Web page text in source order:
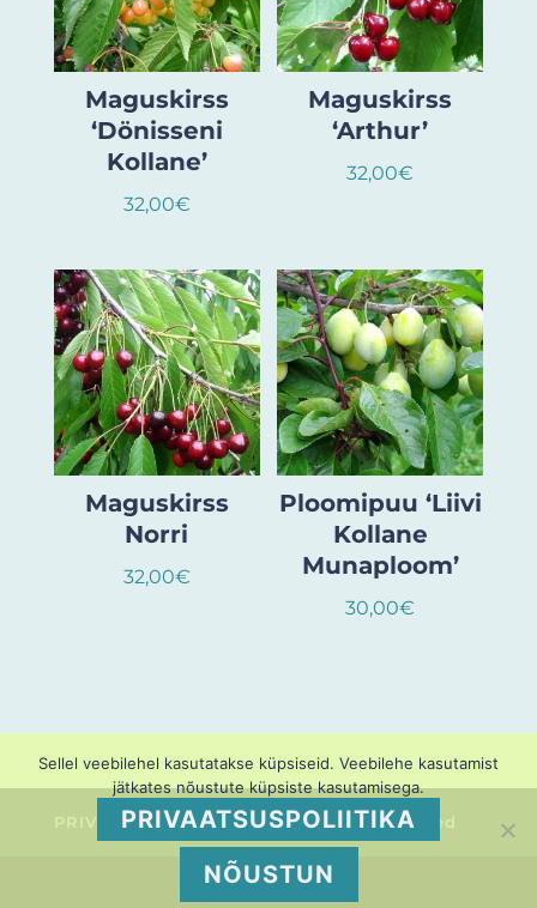
Maguskirss
‘Dönisseni
Kollane’
32,00€
Maguskirss
‘Arthur’
32,00€
Maguskirss
Norri
32,00€
Ploomipuu ‘Liivi
Kollane
Munaploom’
30,00€
PRIVAATSUSPOLIITIKA Müügitingimused
Pruuli Puukool OÜ
Sellel veebilehel kasutatakse küpsiseid. Veebilehe kasutamist
jätkates nõustute küpsiste kasutamisega.
PRIVAATSUSPOLIITIKA
NÕUSTUN